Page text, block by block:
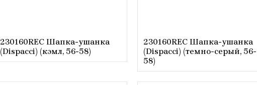
230160REC Шапка-ушанка
(Dispacci) (кэмл, 56-58)
230160REC Шапка-ушанка
(Dispacci) (темно-серый, 56-
58)